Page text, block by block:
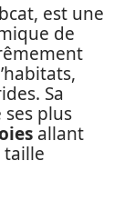
est une
de
Sa
plus
allant
taille